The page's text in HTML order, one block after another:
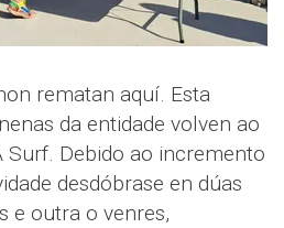
rematan aquí. Esta
da entidade volven ao
Surf. Debido ao incremento
desdóbrase en dúas
e outra o venres,